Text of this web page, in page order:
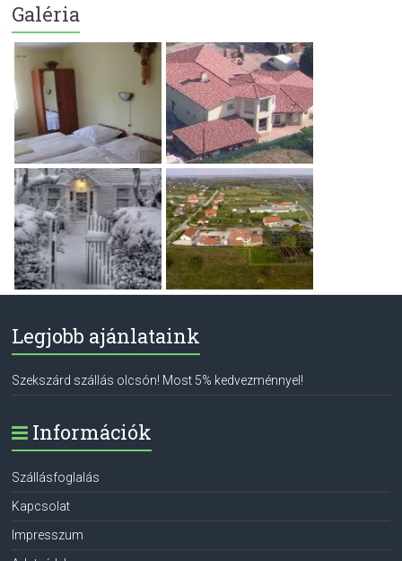
Galéria
Legjobb ajánlataink
Szekszárd szállás olcsón! Most 5% kedvezménnyel!
Információk
Szállásfoglalás
Kapcsolat
Impresszum